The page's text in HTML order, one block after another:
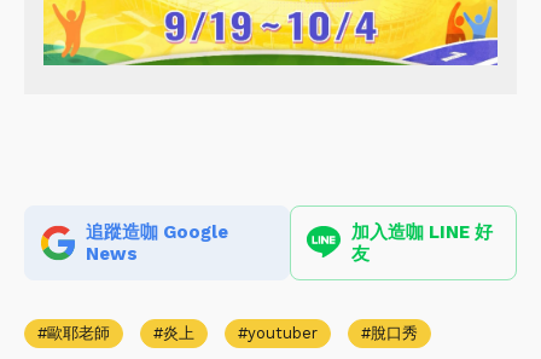
追蹤造咖 Google
News
加入造咖 LINE 好
友
歐耶老師 炎上 youtuber 脫口秀